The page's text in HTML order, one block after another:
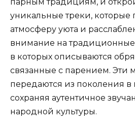
уникальные треки, которые
атмосферу уюта и
внимание на
в которых описываются
связанные с парением. Эти
передаются из поколения в
сохраняя аутентичное
народной культуры.